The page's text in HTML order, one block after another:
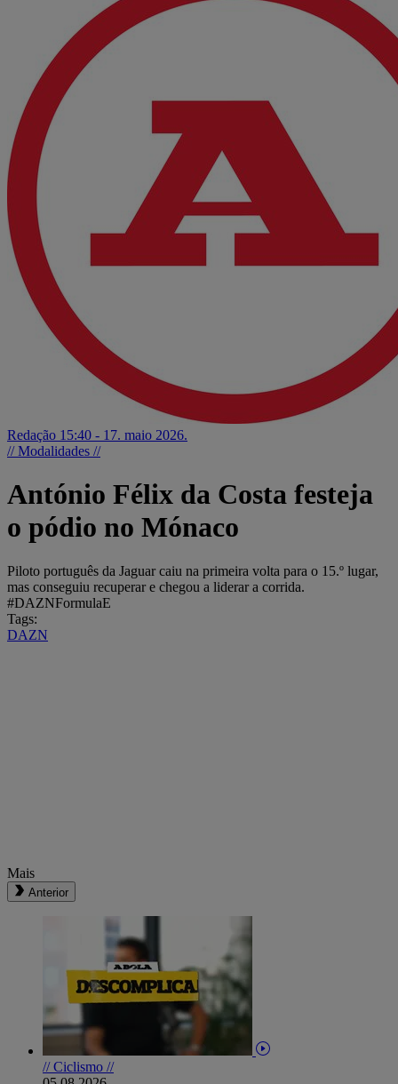
Redação 15:40 - 17. maio 2026.
// Modalidades //
António Félix da Costa festeja
o pódio no Mónaco
Piloto português da Jaguar caiu na primeira volta para o 15.º lugar,
mas conseguiu recuperar e chegou a liderar a corrida.
#DAZNFormulaE
Tags:
DAZN
Mais
Anterior
// Ciclismo //